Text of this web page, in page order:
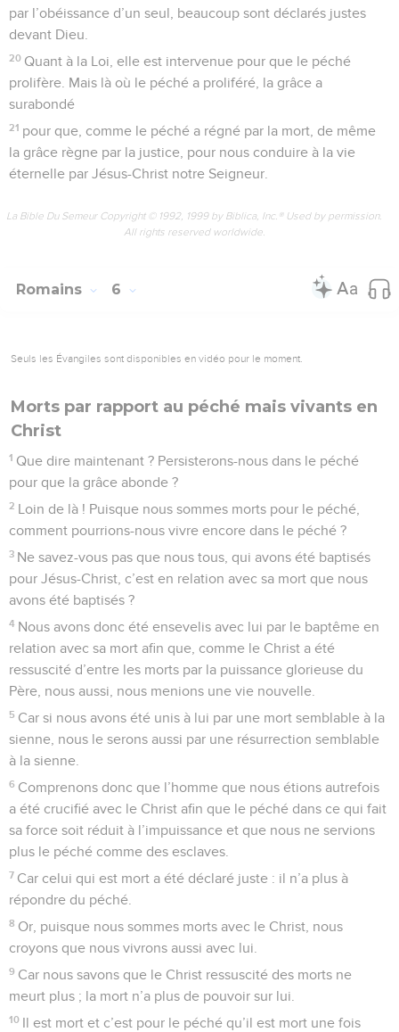
par l’obéissance d’un seul, beaucoup sont déclarés justes
devant Dieu.
20 Quant à la Loi, elle est intervenue pour que le péché
prolifère. Mais là où le péché a proliféré, la grâce a
surabondé
21 pour que, comme le péché a régné par la mort, de même
la grâce règne par la justice, pour nous conduire à la vie
éternelle par Jésus-Christ notre Seigneur.
La Bible Du Semeur Copyright © 1992, 1999 by Biblica, Inc.® Used by permission.
All rights reserved worldwide.
Romains 6
Seuls les Évangiles sont disponibles en vidéo pour le moment.
Morts par rapport au péché mais vivants en
Christ
1 Que dire maintenant ? Persisterons-nous dans le péché
pour que la grâce abonde ?
2 Loin de là ! Puisque nous sommes morts pour le péché,
comment pourrions-nous vivre encore dans le péché ?
3 Ne savez-vous pas que nous tous, qui avons été baptisés
pour Jésus-Christ, c’est en relation avec sa mort que nous
avons été baptisés ?
4 Nous avons donc été ensevelis avec lui par le baptême en
relation avec sa mort afin que, comme le Christ a été
ressuscité d’entre les morts par la puissance glorieuse du
Père, nous aussi, nous menions une vie nouvelle.
5 Car si nous avons été unis à lui par une mort semblable à la
sienne, nous le serons aussi par une résurrection semblable
à la sienne.
6 Comprenons donc que l’homme que nous étions autrefois
a été crucifié avec le Christ afin que le péché dans ce qui fait
sa force soit réduit à l’impuissance et que nous ne servions
plus le péché comme des esclaves.
7 Car celui qui est mort a été déclaré juste : il n’a plus à
répondre du péché.
8 Or, puisque nous sommes morts avec le Christ, nous
croyons que nous vivrons aussi avec lui.
9 Car nous savons que le Christ ressuscité des morts ne
meurt plus ; la mort n’a plus de pouvoir sur lui.
10 Il est mort et c’est pour le péché qu’il est mort une fois